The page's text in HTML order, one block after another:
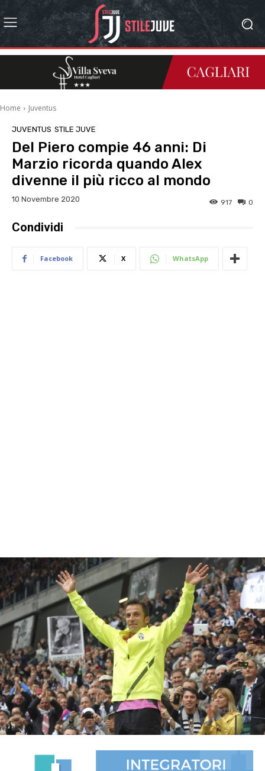
Home Juventus
JUVENTUS STILE JUVE
Del Piero compie 46 anni: Di
Marzio ricorda quando Alex
divenne il più ricco al mondo
10 Novembre 2020 0
917
Condividi
Facebook X WhatsApp